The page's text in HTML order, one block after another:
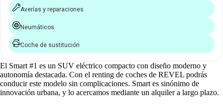
Averías y reparaciones
Neumáticos
Coche de sustitución
El Smart #1 es un SUV eléctrico compacto con diseño moderno y
autonomía destacada. Con el renting de coches de REVEL podrás
conducir este modelo sin complicaciones. Smart es sinónimo de
innovación urbana, y lo acercamos mediante un alquiler a largo plazo.